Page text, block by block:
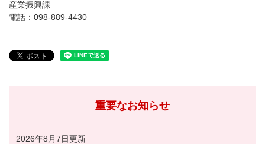
産業振興課
電話：098-889-4430
重要なお知らせ
2026年8月7日更新